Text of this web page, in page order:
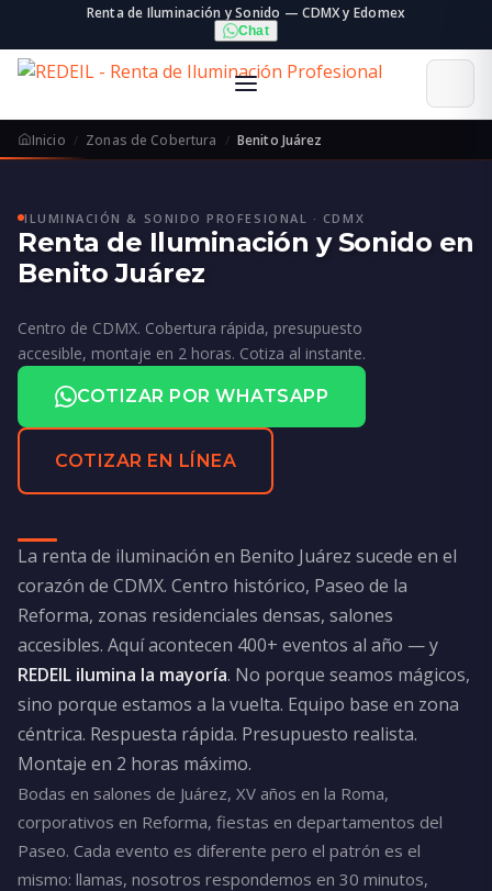
Renta de Iluminación y Sonido — CDMX y Edomex
Chat
Inicio Zonas de Cobertura Benito Juárez
ILUMINACIÓN & SONIDO PROFESIONAL · CDMX
Renta de Iluminación y Sonido en
Benito Juárez
Centro de CDMX. Cobertura rápida, presupuesto
accesible, montaje en 2 horas. Cotiza al instante.
COTIZAR POR WHATSAPP
COTIZAR EN LÍNEA
La renta de iluminación en Benito Juárez sucede en el
corazón de CDMX. Centro histórico, Paseo de la
Reforma, zonas residenciales densas, salones
accesibles. Aquí acontecen 400+ eventos al año — y
REDEIL ilumina la mayoría. No porque seamos mágicos,
sino porque estamos a la vuelta. Equipo base en zona
céntrica. Respuesta rápida. Presupuesto realista.
Montaje en 2 horas máximo.
Bodas en salones de Juárez, XV años en la Roma,
corporativos en Reforma, fiestas en departamentos del
Paseo. Cada evento es diferente pero el patrón es el
mismo: llamas, nosotros respondemos en 30 minutos,